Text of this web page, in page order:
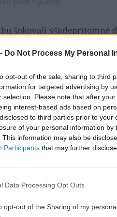
Do Not Process My Personal
opt-out of the sale, sharing to third
for targeted advertising by
selection. Please note that after
interest-based ads based on
to third parties prior to
of your personal information by
This information may also be
Participants that may further
Data Processing Opt Outs
opt-out of the Sharing of my
viac fotiek v galérii )
šokovali všadeprítomné
seno a ťažká romantika.
mimoriadne
druhá časť ferraty (viac
surovinách (občas
ferraty na rovnakom
Costa Brava.
v miestnom
na požičanie som